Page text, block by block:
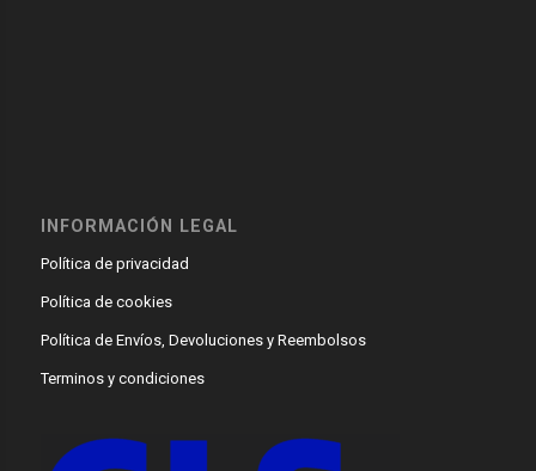
INFORMACIÓN LEGAL
Política de privacidad
Política de cookies
Política de Envíos, Devoluciones y Reembolsos
Terminos y condiciones